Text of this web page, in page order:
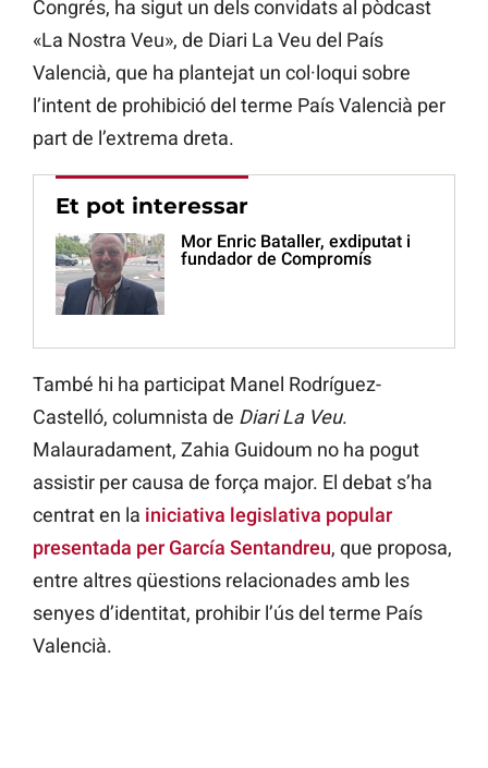
Congrés, ha sigut un dels convidats al pòdcast
«La Nostra Veu», de Diari La Veu del País
Valencià, que ha plantejat un col·loqui sobre
l’intent de prohibició del terme País Valencià per
part de l’extrema dreta.
Et pot interessar
Mor Enric Bataller, exdiputat i
fundador de Compromís
També hi ha participat Manel Rodríguez-
Castelló, columnista de Diari La Veu.
Malauradament, Zahia Guidoum no ha pogut
assistir per causa de força major. El debat s’ha
centrat en la iniciativa legislativa popular
presentada per García Sentandreu, que proposa,
entre altres qüestions relacionades amb les
senyes d’identitat, prohibir l’ús del terme País
Valencià.